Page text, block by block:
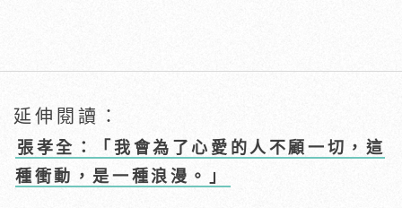
延伸閱讀：
張孝全：「我會為了心愛的人不顧一切，這
種衝動，是一種浪漫。」